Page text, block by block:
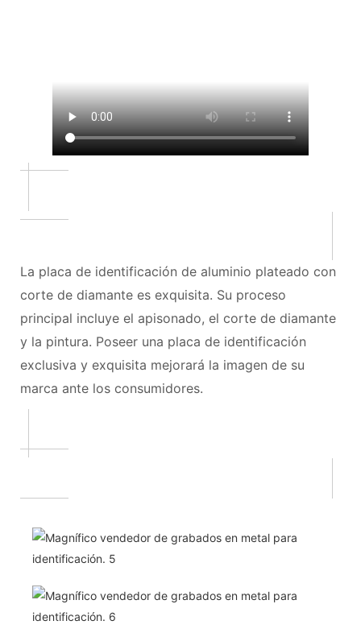
La placa de identificación de aluminio plateado con
corte de diamante es exquisita. Su proceso
principal incluye el apisonado, el corte de diamante
y la pintura. Poseer una placa de identificación
exclusiva y exquisita mejorará la imagen de su
marca ante los consumidores.